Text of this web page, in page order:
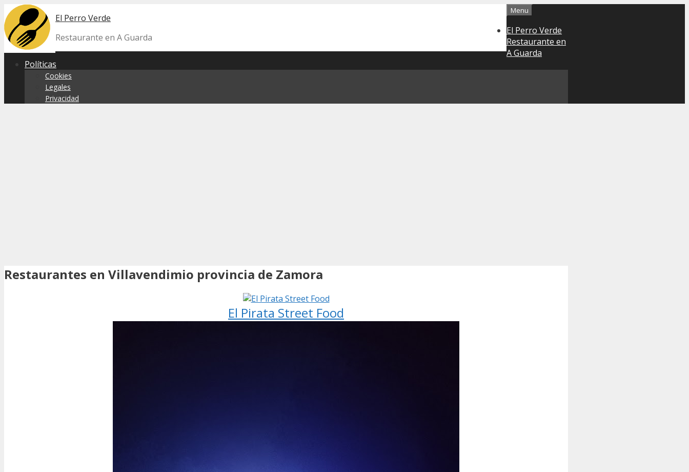
Skip
to
content
El Perro Verde
Restaurante en A Guarda
Menu
El Perro Verde
Restaurante en
A Guarda
Políticas
Cookies
Legales
Privacidad
Restaurantes en Villavendimio provincia de Zamora
El Pirata Street Food